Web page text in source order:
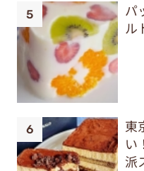
パ
ル
東
い
派